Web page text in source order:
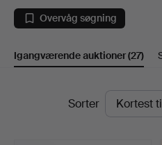
Metal
hos
Auktionsverket
Overvåg søgning
Igangværende auktioner(27)
Igangværende
Sorter